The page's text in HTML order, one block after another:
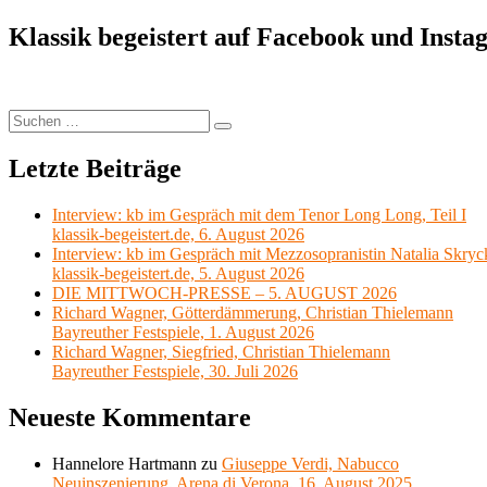
Klassik begeistert auf Facebook und
Suchen
nach:
Suchen
Letzte Beiträge
Interview: kb im Gespräch mit dem Tenor Long Long, Teil I
klassik-begeistert.de, 6. August 2026
Interview: kb im Gespräch mit Mezzosopranistin Natalia
klassik-begeistert.de, 5. August 2026
DIE MITTWOCH-PRESSE – 5. AUGUST 2026
Richard Wagner, Götterdämmerung, Christian Thielemann
Bayreuther Festspiele, 1. August 2026
Richard Wagner, Siegfried, Christian Thielemann
Bayreuther Festspiele, 30. Juli 2026
Neueste Kommentare
Hannelore Hartmann zu Giuseppe Verdi, Nabucco
Neuinszenierung, Arena di Verona, 16. August 2025